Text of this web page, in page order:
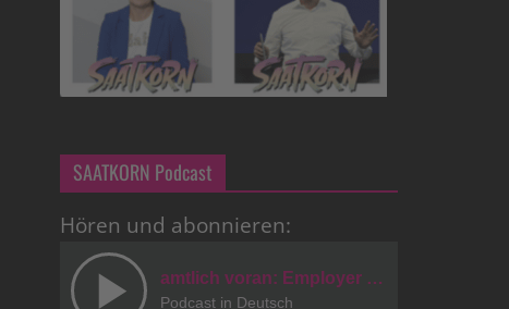
SAATKORN Podcast
Hören und abonnieren: